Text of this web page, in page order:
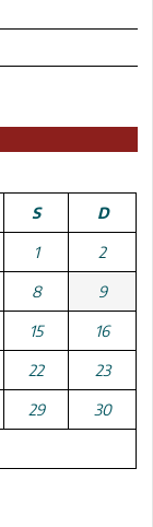
S D
1 2
8 9
15 16
22 23
29 30